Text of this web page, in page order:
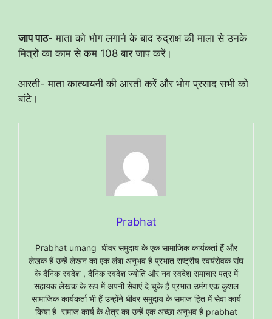
जाप पाठ- माता को भोग लगाने के बाद रुद्राक्ष की माला से उनके
मित्रों का काम से कम 108 बार जाप करें।
आरती- माता कात्यायनी की आरती करें और भोग प्रसाद सभी को
बांटे।
Prabhat
Prabhat umang धीवर समुदाय के एक सामाजिक कार्यकर्ता हैं और
लेखक हैं उन्हें लेखन का एक लंबा अनुभव है प्रभात राष्ट्रीय स्वयंसेवक संघ
के दैनिक स्वदेश , दैनिक स्वदेश ज्योति और नव स्वदेश समाचार पत्र में
सहायक लेखक के रूप में अपनी सेवाएं दे चुके हैं प्रभात उमंग एक कुशल
सामाजिक कार्यकर्ता भी हैं उन्होंने धीवर समुदाय के समाज हित में सेवा कार्य
किया है समाज कार्य के क्षेत्र का उन्हें एक अच्छा अनुभव है prabhat